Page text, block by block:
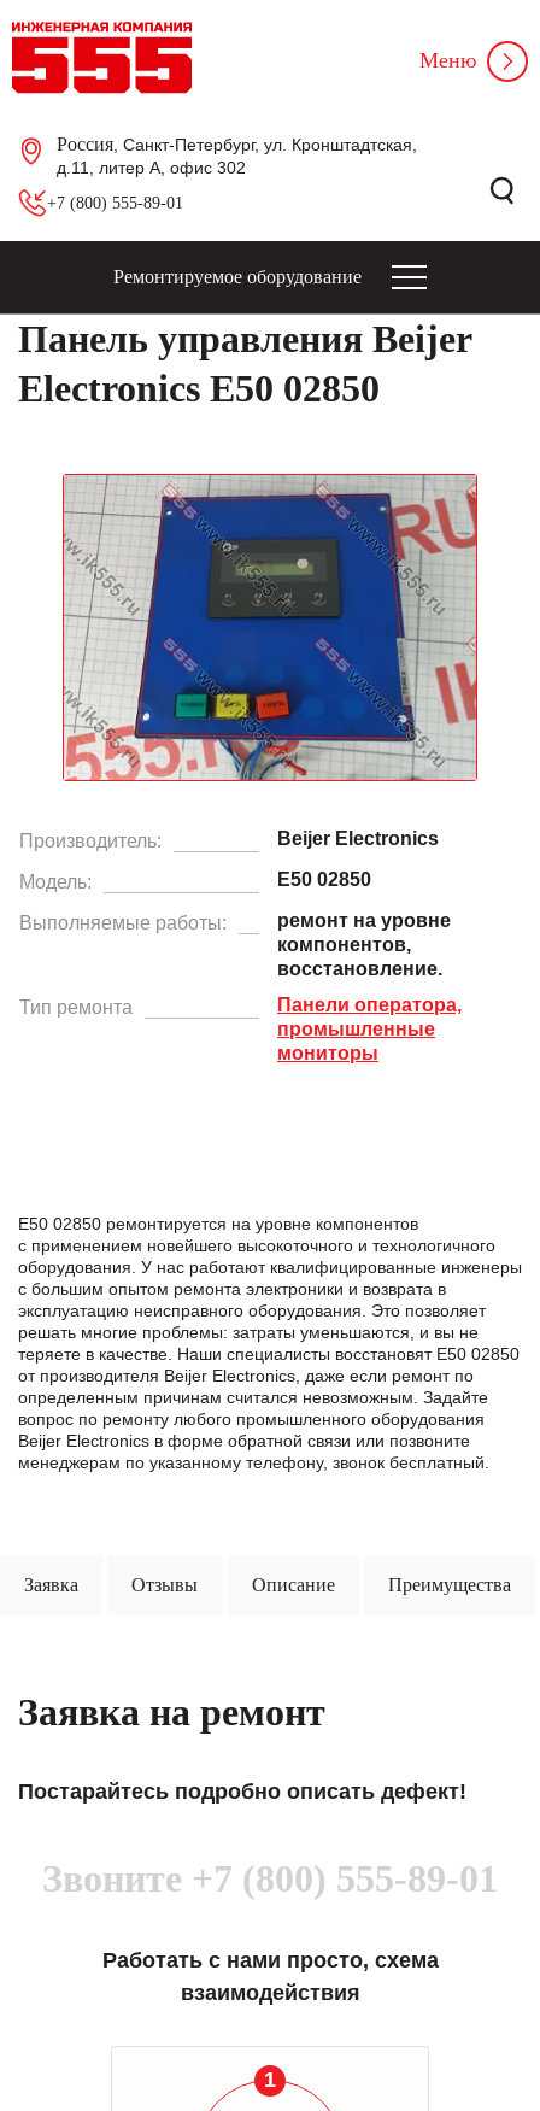
Россия , Санкт-Петербург, ул. Кронштадтская,
д.11, литер А, офис 302
+7 (800) 555-89-01
Меню
Ремонтируемое оборудование
Панель управления Beijer
Electronics E50 02850
Производитель: Beijer Electronics
Модель: E50 02850
Выполняемые работы:
ремонт на уровне
компонентов,
восстановление.
Тип ремонта
Панели оператора,
промышленные
мониторы
E50 02850 ремонтируется на уровне компонентов
с применением новейшего высокоточного и технологичного
оборудования. У нас работают квалифицированные инженеры
с большим опытом ремонта электроники и возврата в
эксплуатацию неисправного оборудования. Это позволяет
решать многие проблемы: затраты уменьшаются, и вы не
теряете в качестве. Наши специалисты восстановят E50 02850
от производителя Beijer Electronics, даже если ремонт по
определенным причинам считался невозможным. Задайте
вопрос по ремонту любого промышленного оборудования
Beijer Electronics в формe обратной связи или позвоните
менеджерам по указанному телефону, звонок бесплатный.
Заявка Отзывы Описание Преимущества
Заявка на ремонт
Постарайтесь подробно описать дефект!
Звоните +7 (800) 555-89-01
Работать с нами просто, схема
взаимодействия
1